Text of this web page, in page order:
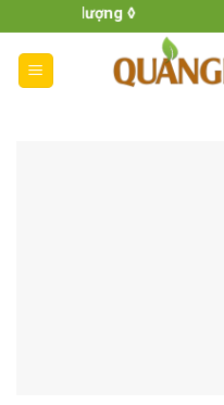
to
content
chất lượng ◊